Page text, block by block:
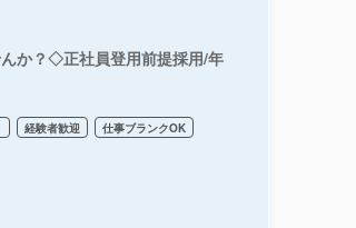
か？◇正社員登用前提採用/年
経験者歓迎 仕事ブランクOK